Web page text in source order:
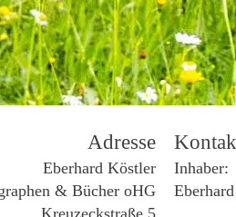
Adresse
Eberhard Köstler
& Bücher oHG
Inhaber: